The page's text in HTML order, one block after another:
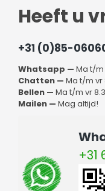
Heeft u
+31 (0)85-
Whatsapp — Ma t/m
Chatten — Ma t/m vr
Bellen — Ma t/m vr
Mailen — Mag altijd!
+31